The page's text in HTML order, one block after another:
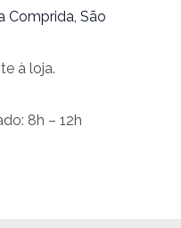
Comprida, São
à loja.
8h – 12h